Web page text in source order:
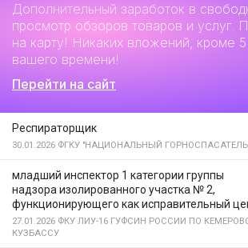
Дополнительный заработок в
просмотр обзоров товаров и услуг.
на карту! Никаких вложений, кроме
вашего времени!
Перейти на сайт
Респираторщик
30.01.2026 ФГКУ "НАЦИОНАЛЬНЫЙ
младший инспектор 1 категории группы
надзора изолированного участка № 2,
функционирующего как исправительный
27.01.2026 ФКУ ЛИУ-16 ГУФСИН РОССИИ ПО
КУЗБАССУ